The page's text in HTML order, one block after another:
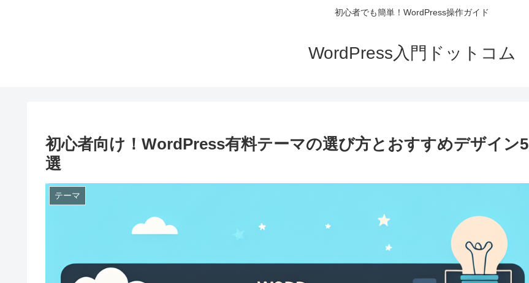
初心者でも簡単！WordPress操作ガイド
WordPress入門ドットコム
初心者向け！WordPress有料テーマの選び方とおすすめデザイン5
選
テーマ